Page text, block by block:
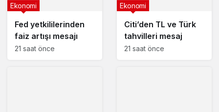
Fed yetkililerinden
faiz artışı mesajı
Ekonomi
21 saat önce
Citi’den TL ve Türk
tahvilleri mesaj
Ekonomi
21 saat önce